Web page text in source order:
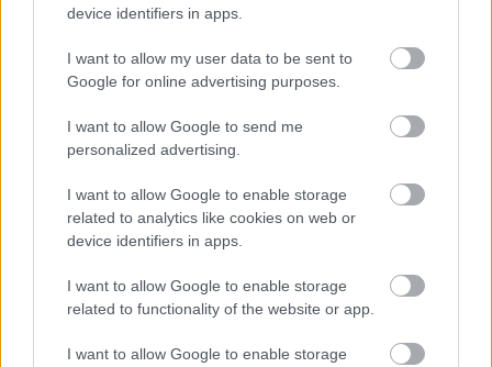
device identifiers in apps.
I want to allow my user data to be sent to
Google for online advertising purposes.
I want to allow Google to send me
personalized advertising.
I want to allow Google to enable storage
related to analytics like cookies on web or
device identifiers in apps.
I want to allow Google to enable storage
related to functionality of the website or app.
I want to allow Google to enable storage
A szerző cikkei
Tananyag
Egyetemes történelem
Az első világháború és következményei
Az első világháború
Az első világháború (kiegészítő irodalom)